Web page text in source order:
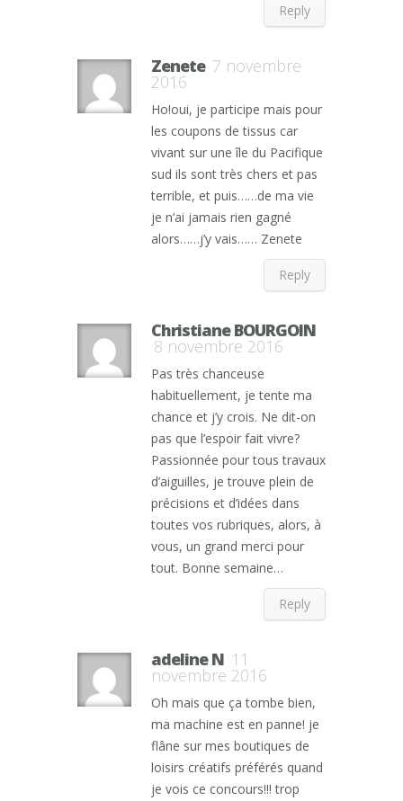
Reply
Zenete 7 novembre
2016
Ho!oui, je participe mais pour
les coupons de tissus car
vivant sur une île du Pacifique
sud ils sont très chers et pas
terrible, et puis……de ma vie
je n’ai jamais rien gagné
alors……j’y vais…… Zenete
Reply
Christiane BOURGOIN
8 novembre 2016
Pas très chanceuse
habituellement, je tente ma
chance et j’y crois. Ne dit-on
pas que l’espoir fait vivre?
Passionnée pour tous travaux
d’aiguilles, je trouve plein de
précisions et d’idées dans
toutes vos rubriques, alors, à
vous, un grand merci pour
tout. Bonne semaine…
Reply
adeline N 11
novembre 2016
Oh mais que ça tombe bien,
ma machine est en panne! je
flâne sur mes boutiques de
loisirs créatifs préférés quand
je vois ce concours!!! trop